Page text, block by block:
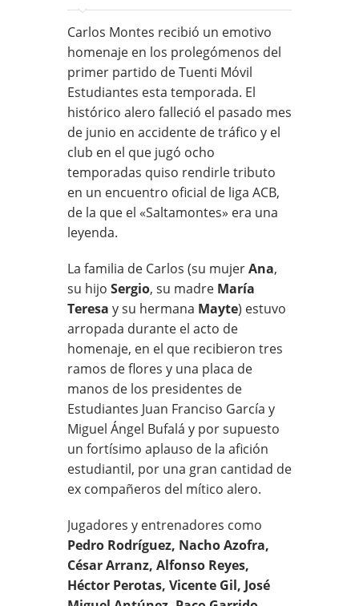
Carlos Montes recibió un emotivo
homenaje en los prolegómenos del
primer partido de Tuenti Móvil
Estudiantes esta temporada. El
histórico alero falleció el pasado mes
de junio en accidente de tráfico y el
club en el que jugó ocho
temporadas quiso rendirle tributo
en un encuentro oficial de liga ACB,
de la que el «Saltamontes» era una
leyenda.
La familia de Carlos (su mujerAna,
su hijo Sergio, su madre María
Teresa y su hermana Mayte) estuvo
arropada durante el acto de
homenaje, en el que recibieron tres
ramos de flores y una placa de
manos de los presidentes de
Estudiantes Juan Franciso García y
Miguel Ángel Bufalá y por supuesto
un fortísimo aplauso de la afición
estudiantil, por una gran cantidad de
ex compañeros del mítico alero.
Jugadores y entrenadores como
Pedro Rodríguez, Nacho Azofra,
César Arranz, Alfonso Reyes,
Héctor Perotas, Vicente Gil, José